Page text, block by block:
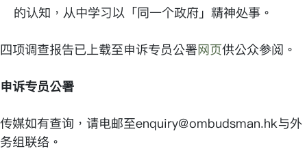
的认知，从中学习以「同一个政府」精神处事。
四项调查报告已上载至申诉专员公署网页供公众参阅。
申诉专员公署
传媒如有查询，请电邮至enquiry@ombudsman.hk与外
务组联络。